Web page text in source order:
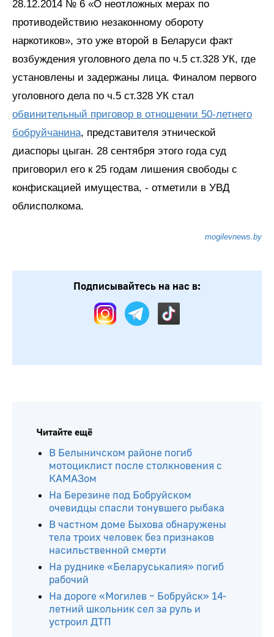
28.12.2014 № 6 «О неотложных мерах по
противодействию незаконному обороту
наркотиков», это уже второй в Беларуси факт
возбуждения уголовного дела по ч.5 ст.328 УК, где
установлены и задержаны лица. Финалом первого
уголовного дела по ч.5 ст.328 УК стал
обвинительный приговор в отношении 50-летнего
бобруйчанина, представителя этнической
диаспоры цыган. 28 сентября этого года суд
приговорил его к 25 годам лишения свободы с
конфискацией имущества, - отметили в УВД
облисполкома.
mogilevnews.by
Подписывайтесь на нас в:
Читайте ещё
В Белыничском районе погиб
мотоциклист после столкновения с
КАМАЗом
На Березине под Бобруйском
очевидцы спасли тонувшего рыбака
В частном доме Быхова обнаружены
тела троих человек без признаков